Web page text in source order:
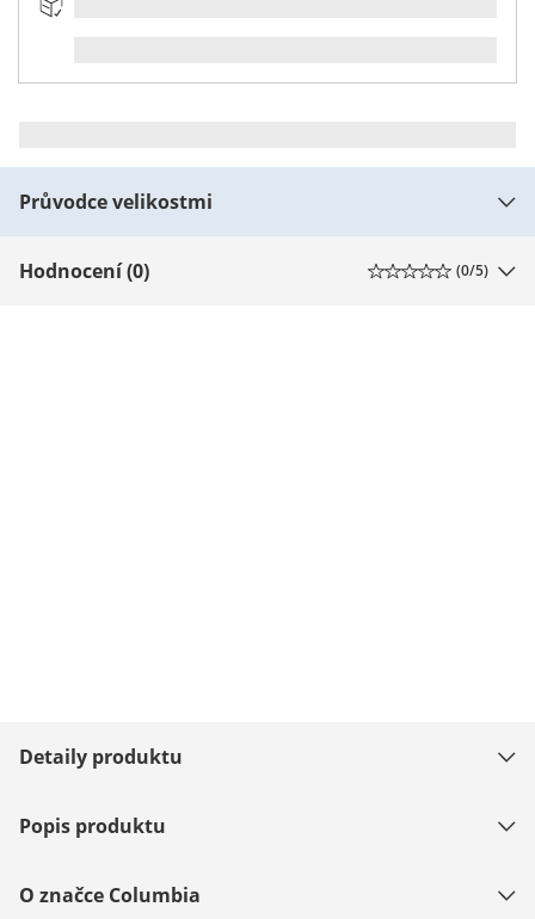
Průvodce velikostmi
Hodnocení (0) (0/5)
Detaily produktu
Popis produktu
O značce Columbia